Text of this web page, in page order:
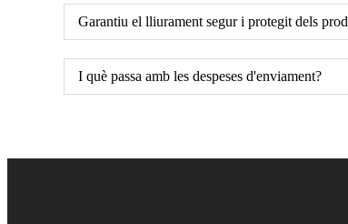
Garantiu el lliurament segur i protegit dels
I què passa amb les despeses d'enviament?